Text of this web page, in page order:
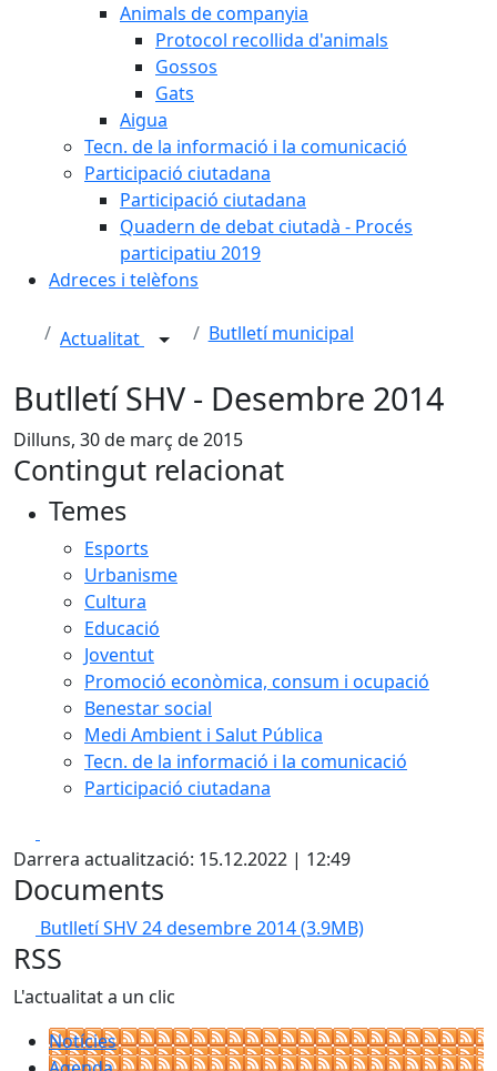
Animals de companyia
Protocol recollida d'animals
Gossos
Gats
Aigua
Tecn. de la informació i la comunicació
Participació ciutadana
Participació ciutadana
Quadern de debat ciutadà - Procés
participatiu 2019
Adreces i telèfons
Actualitat Butlletí municipal
Butlletí SHV - Desembre 2014
Dilluns, 30 de març de 2015
Contingut relacionat
Temes
Esports
Urbanisme
Cultura
Educació
Joventut
Promoció econòmica, consum i ocupació
Benestar social
Medi Ambient i Salut Pública
Tecn. de la informació i la comunicació
Participació ciutadana
Darrera actualització: 15.12.2022 | 12:49
Documents
Butlletí SHV 24 desembre 2014(3.9MB)
RSS
L'actualitat a un clic
Notícies